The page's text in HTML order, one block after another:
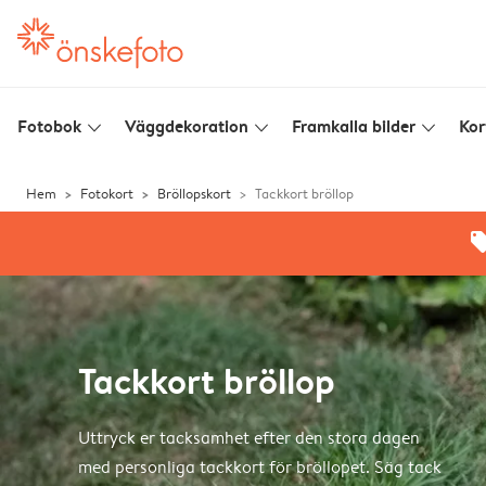
Fotobok slim_arrow_down Väggdekoration slim_arrow_down Framkalla bilder slim_arrow_down
Hem Fotokort Bröllopskort Tackkort bröllop
Tackkort bröllop
Uttryck er tacksamhet efter den stora dagen
med personliga tackkort för bröllopet. Säg tack